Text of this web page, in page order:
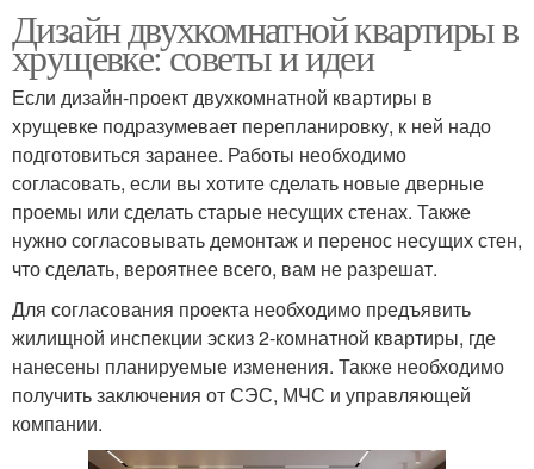
Дизайн двухкомнатной квартиры в
хрущевке: советы и идеи
Если дизайн-проект двухкомнатной квартиры в
хрущевке подразумевает перепланировку, к ней надо
подготовиться заранее. Работы необходимо
согласовать, если вы хотите сделать новые дверные
проемы или сделать старые несущих стенах. Также
нужно согласовывать демонтаж и перенос несущих стен,
что сделать, вероятнее всего, вам не разрешат.
Для согласования проекта необходимо предъявить
жилищной инспекции эскиз 2-комнатной квартиры, где
нанесены планируемые изменения. Также необходимо
получить заключения от СЭС, МЧС и управляющей
компании.